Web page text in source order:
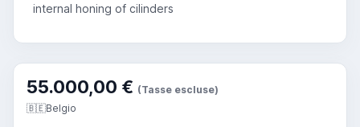
internal honing of cilinders
55.000,00 € (Tasse escluse)
🇧🇪Belgio